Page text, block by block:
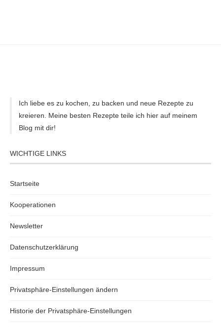
Ich liebe es zu kochen, zu backen und neue Rezepte zu
kreieren. Meine besten Rezepte teile ich hier auf meinem
Blog mit dir!
WICHTIGE LINKS
Startseite
Kooperationen
Newsletter
Datenschutzerklärung
Impressum
Privatsphäre-Einstellungen ändern
Historie der Privatsphäre-Einstellungen